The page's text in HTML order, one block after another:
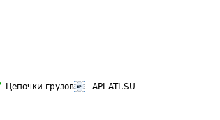
Цепочки грузов API ATI.SU